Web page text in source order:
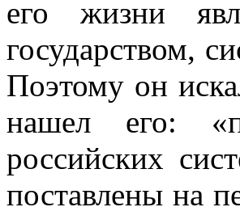
его жизни
государством,
Поэтому он
нашел его:
российских
поставлены на